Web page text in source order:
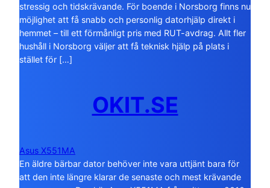
stressig och tidskrävande. För boende i Norsborg finns nu
möjlighet att få snabb och personlig datorhjälp direkt i
hemmet – till ett förmånligt pris med RUT-avdrag. Allt fler
hushåll i Norsborg väljer att få teknisk hjälp på plats i
stället för […]
OKIT.SE
Asus X551MA
En äldre bärbar dator behöver inte vara uttjänt bara för
att den inte längre klarar de senaste och mest krävande